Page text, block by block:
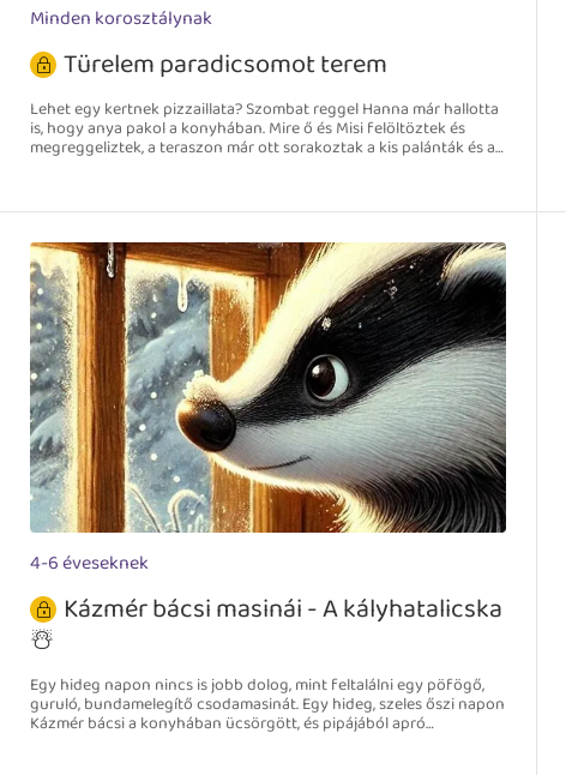
Minden korosztálynak
Türelem paradicsomot terem
Lehet egy kertnek pizzaillata? Szombat reggel Hanna már hallotta
is, hogy anya pakol a konyhában. Mire ő és Misi felöltöztek és
megreggeliztek, a teraszon már ott sorakoztak a kis palánták és a
4-6 éveseknek
Kázmér bácsi masinái - A kályhatalicska
☃️
Egy hideg napon nincs is jobb dolog, mint feltalálni egy pöfögő,
guruló, bundamelegítő csodamasinát. Egy hideg, szeles őszi napon
Kázmér bácsi a konyhában ücsörgött, és pipájából apró